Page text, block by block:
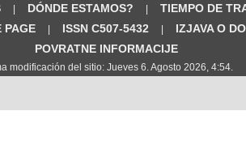
| DÓNDE ESTAMOS? |
TIEMPO DE
PAGE
| ISSN C507-5432 |
IZJAVA O
POVRATNE INFORMACIJE
modificación del sitio: Jueves 6. Agosto 2026, 4:54.